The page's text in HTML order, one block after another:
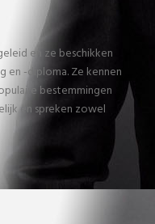
en ze beschikken
en -diploma. Ze kennen
bestemmingen
en spreken zowel